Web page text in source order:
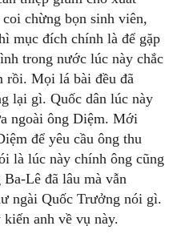
chừng bọn sinh viên,
mục đích chính là để gặp
trong nước lúc này chắc
rồi. Mọi lá bài đều đã
lại gì. Quốc dân lúc này
ngoài ông Diệm. Mới
để yêu cầu ông thu
là lúc này chính ông cũng
Lê đã lâu mà vẫn
ngài Quốc Trưởng nói gì.
anh về vụ này.